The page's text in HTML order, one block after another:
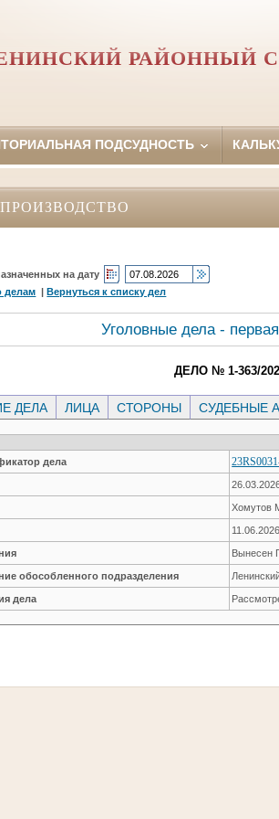
РАЙОННЫЙ
ПОДСУДНОСТЬ
на дату
делам |Вернуться к списку дел
Уголовные дела -
ДЕЛО № 1-363/
ДЕЛА ЛИЦА СТОРОНЫ СУДЕБНЫЕ
дела
Хомутов
11.06.2026
Вынесен
обособленного подразделения
дела